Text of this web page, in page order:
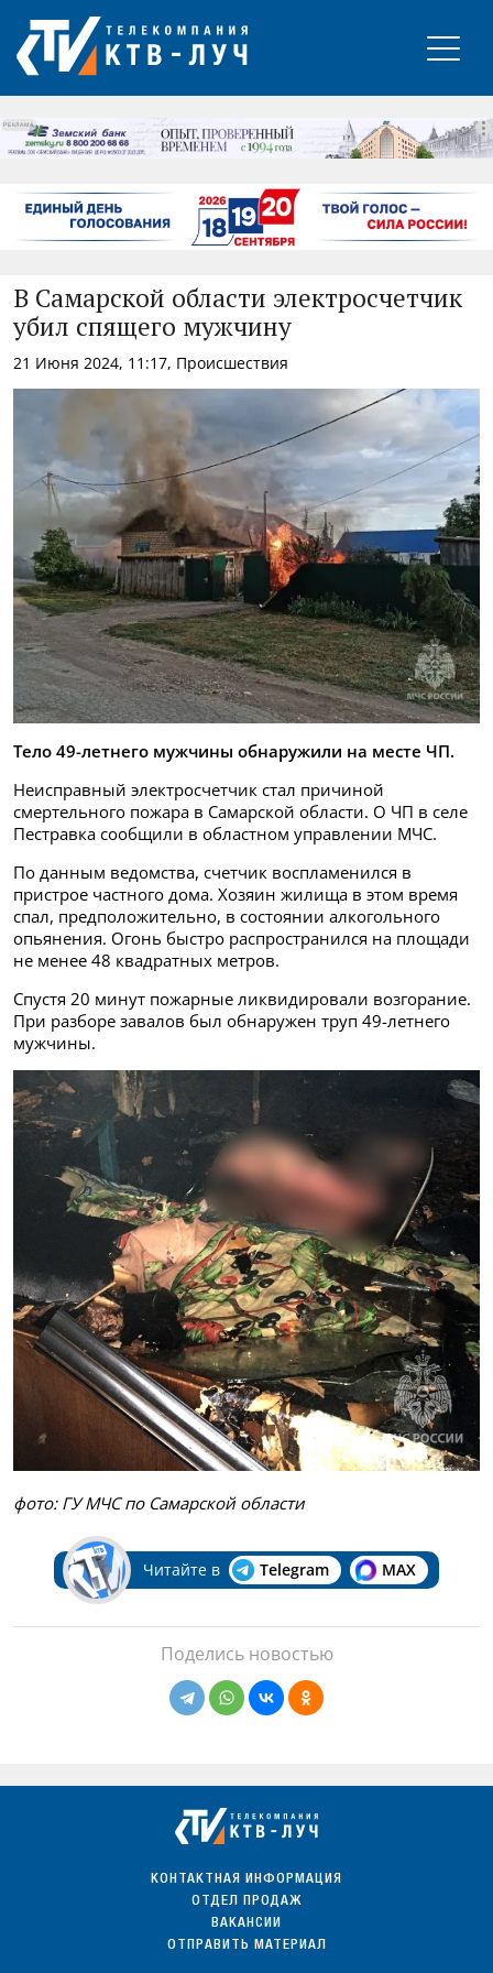
РЕКЛАМА
В Самарской области электросчетчик
убил спящего мужчину
21 Июня 2024, 11:17, Происшествия
Тело 49-летнего мужчины обнаружили на месте ЧП.
Неисправный электросчетчик стал причиной
смертельного пожара в Самарской области. О ЧП в селе
Пестравка сообщили в областном управлении МЧС.
По данным ведомства, счетчик воспламенился в
пристрое частного дома. Хозяин жилища в этом время
спал, предположительно, в состоянии алкогольного
опьянения. Огонь быстро распространился на площади
не менее 48 квадратных метров.
Спустя 20 минут пожарные ликвидировали возгорание.
При разборе завалов был обнаружен труп 49-летнего
мужчины.
фото: ГУ МЧС по Самарской области
Читайте в Telegram MAX
Поделись новостью
КОНТАКТНАЯ ИНФОРМАЦИЯ
ОТДЕЛ ПРОДАЖ
ВАКАНСИИ
ОТПРАВИТЬ МАТЕРИАЛ